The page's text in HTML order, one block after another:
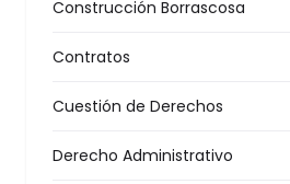
Construcción Borrascosa
Contratos
Cuestión de Derechos
Derecho Administrativo